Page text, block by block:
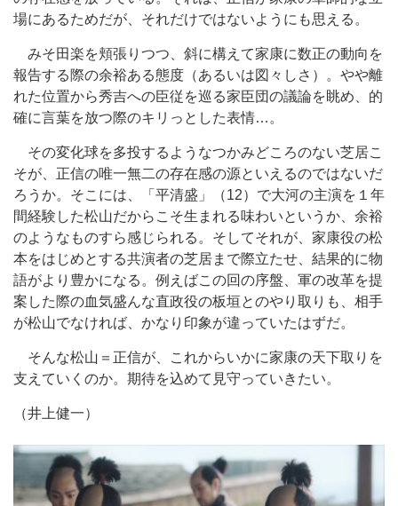
場にあるためだが、それだけではないようにも思える。
みそ田楽を頬張りつつ、斜に構えて家康に数正の動向を
報告する際の余裕ある態度（あるいは図々しさ）。やや離
れた位置から秀吉への臣従を巡る家臣団の議論を眺め、的
確に言葉を放つ際のキリっとした表情…。
その変化球を多投するようなつかみどころのない芝居こ
そが、正信の唯一無二の存在感の源といえるのではないだ
ろうか。そこには、「平清盛」（12）で大河の主演を１年
間経験した松山だからこそ生まれる味わいというか、余裕
のようなものすら感じられる。そしてそれが、家康役の松
本をはじめとする共演者の芝居まで際立たせ、結果的に物
語がより豊かになる。例えばこの回の序盤、軍の改革を提
案した際の血気盛んな直政役の板垣とのやり取りも、相手
が松山でなければ、かなり印象が違っていたはずだ。
そんな松山＝正信が、これからいかに家康の天下取りを
支えていくのか。期待を込めて見守っていきたい。
（井上健一）